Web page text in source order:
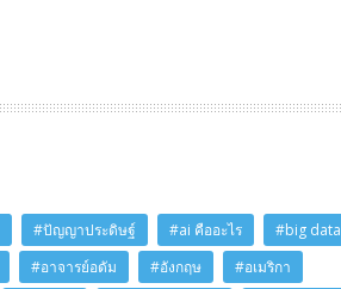
#ปัญญาประดิษฐ์ #ai คืออะไร
#big data
#อาจารย์อดัม #อังกฤษ #อเมริกา